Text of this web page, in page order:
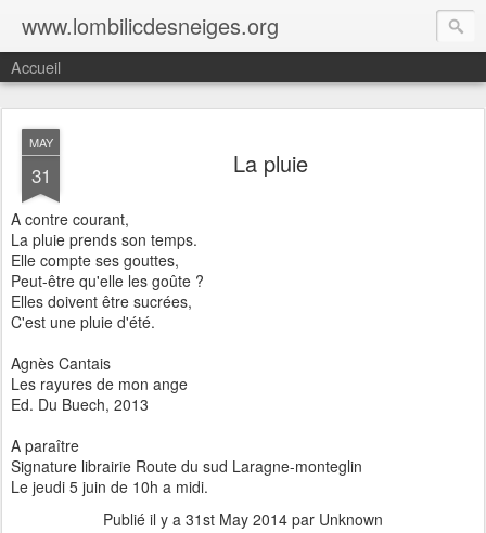
www.lombilicdesneiges.org
Accueil
MAY
31 La pluie
A contre courant,
La pluie prends son temps.
Elle compte ses gouttes,
Peut-être qu'elle les goûte ?
Elles doivent être sucrées,
C'est une pluie d'été.
Agnès Cantais
Les rayures de mon ange
Ed. Du Buech, 2013
A paraître
Signature librairie Route du sud Laragne-monteglin
Le jeudi 5 juin de 10h a midi.
Publié il y a 31st May 2014 par Unknown